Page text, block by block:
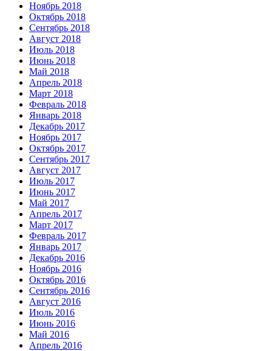
Ноябрь 2018
Октябрь 2018
Сентябрь 2018
Август 2018
Июль 2018
Июнь 2018
Май 2018
Апрель 2018
Март 2018
Февраль 2018
Январь 2018
Декабрь 2017
Ноябрь 2017
Октябрь 2017
Сентябрь 2017
Август 2017
Июль 2017
Июнь 2017
Май 2017
Апрель 2017
Март 2017
Февраль 2017
Январь 2017
Декабрь 2016
Ноябрь 2016
Октябрь 2016
Сентябрь 2016
Август 2016
Июль 2016
Июнь 2016
Май 2016
Апрель 2016